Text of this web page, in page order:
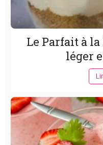
Le Parfait à
léger